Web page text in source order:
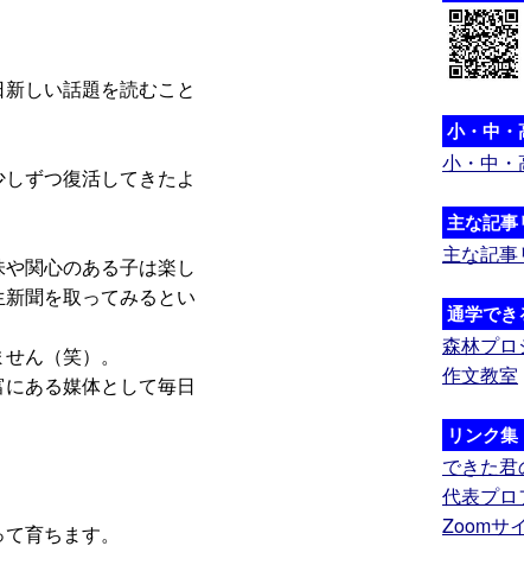
しい話題を読むこと
ずつ復活してきたよ
関心のある子は楽し
聞を取ってみるとい
ん（笑）。
ある媒体として毎日
育ちます。
小・中・
小・中・
主な記事
主な記事
通学でき
森林プ
作文教室
リンク集
できた
代表プ
Zoomサ